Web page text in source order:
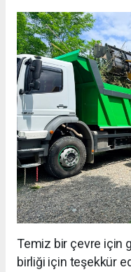
Temiz bir çevre için
birliği için teşekkür